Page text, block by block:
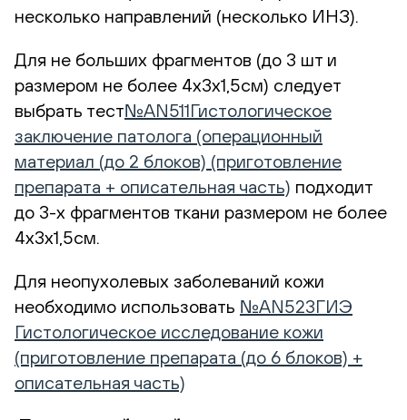
несколько направлений (несколько ИНЗ).
Для не больших фрагментов (до 3 шт и
размером не более 4х3х1,5см) следует
выбрать тест№AN511Гистологическое
заключение патолога (операционный
материал (до 2 блоков) (приготовление
препарата + описательная часть) подходит
до 3-х фрагментов ткани размером не более
4х3х1,5см.
Для неопухолевых заболеваний кожи
необходимо использовать №AN523ГИЭ
Гистологическое исследование кожи
(приготовление препарата (до 6 блоков) +
описательная часть)